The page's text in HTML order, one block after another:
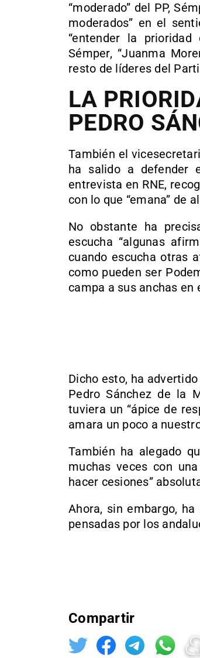
“moderado” del PP,
moderados” en el
“entender la
Sémper, “Juanma
resto de líderes del
LA
PEDRO
También el
ha salido a defender
entrevista en RNE,
con lo que “emana” de
No obstante ha
escucha “algunas
cuando escucha otras
como pueden ser
campa a sus anchas en
Dicho esto, ha
Pedro Sánchez de la
tuviera un “ápice de
amara un poco a
También ha alegado
muchas veces con
hacer cesiones”
Ahora, sin embargo,
pensadas por los
Compartir